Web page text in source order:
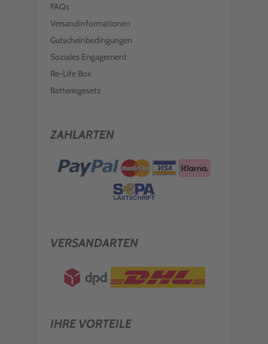
FAQs
Versandinformationen
Gutscheinbedingungen
Soziales Engagement
Re-Life Box
Batteriegesetz
ZAHLARTEN
VERSANDARTEN
IHRE VORTEILE